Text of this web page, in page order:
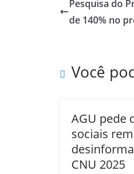
Pesquisa do
de 140% no
Você
AGU pede
sociais
CNU 2025